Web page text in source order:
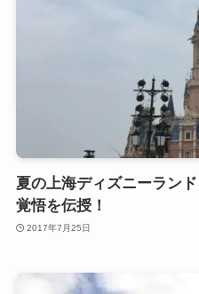
夏の上海ディズニーラン
覚悟を伝授！
2017年7月25日